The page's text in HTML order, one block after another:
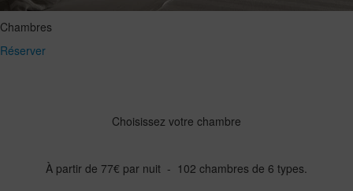
Chambres
Réserver
Choisissez votre chambre
À partir de 77€ par nuit - 102 chambres de 6 types.